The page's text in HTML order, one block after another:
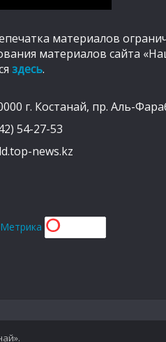
материалов
материалов сайта
здесь.
г. Костанай, пр. Аль-
54-27-53
news.kz